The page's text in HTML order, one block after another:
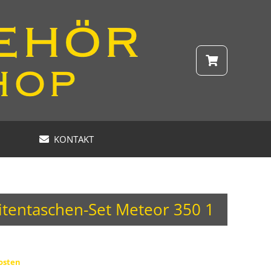
KONTAKT
Set Meteor 350 1